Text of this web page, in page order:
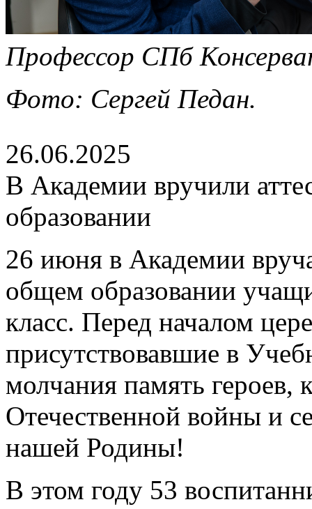
Профессор СПб
Фото: Сергей Педан.
26.06.2025
В Академии вручили
образовании
26 июня в Академии
общем образовании
класс. Перед началом
присутствовавшие в
молчания память героев,
Отечественной войны и
нашей Родины!
В этом году 53